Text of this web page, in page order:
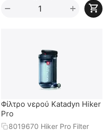
+
−
Φίλτρο νερού Katadyn Hiker
Pro
8019670 Hiker Pro Filter